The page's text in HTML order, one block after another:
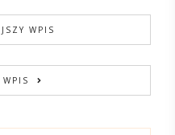
WPIS
WPIS